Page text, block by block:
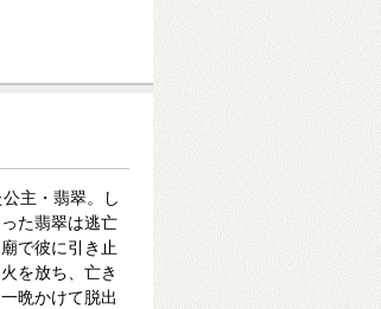
主・翡翠。し
た翡翠は逃亡
で彼に引き止
を放ち、亡き
晩かけて脱出